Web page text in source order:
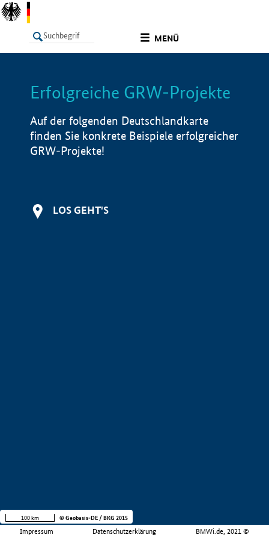
MENÜ
LISTE Info
Erfolgreiche GRW-Projekte
Auf der folgenden Deutschlandkarte
finden Sie konkrete Beispiele erfolgreicher
GRW-Projekte!
LOS GEHT'S
Impressum Datenschutzerklärung BMWi.de, 2021 ©
100 km © Geobasis-DE / BKG 2015